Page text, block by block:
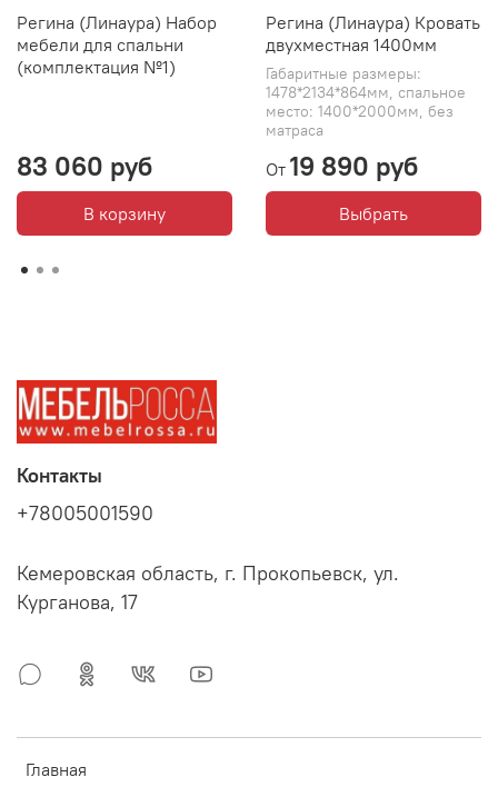
Регина (Линаура) Набор
мебели для спальни
(комплектация №1)
83 060 руб
В корзину
Регина (Линаура) Кровать
двухместная 1400мм
Габаритные размеры:
1478*2134*864мм, спальное
место: 1400*2000мм, без
матраса
От 19 890 руб
Выбрать
Главная
Контакты
+78005001590
Кемеровская область, г. Прокопьевск, ул.
Курганова, 17